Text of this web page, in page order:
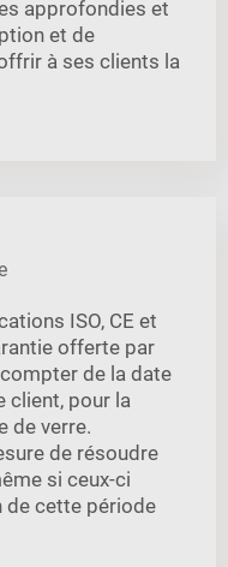
approfondies et
et de
à ses clients la
ISO, CE et
offerte par
de la date
client, pour la
de verre.
de résoudre
si ceux-ci
de cette période